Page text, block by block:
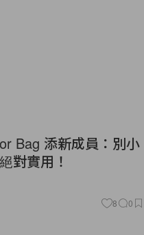
Bag 添新成員：別小
對實用！
8 0